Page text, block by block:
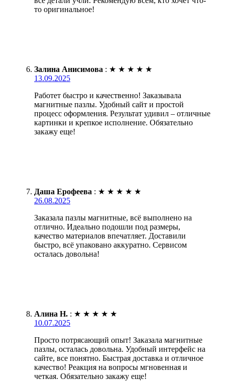
то оригинальное!
Залина Анисимова : ★ ★ ★ ★ ★
13.09.2025
Работет быстро и качественно! Заказывала
магнитные пазлы. Удобный сайт и простой
процесс оформления. Результат удивил – отличные
картинки и крепкое исполнение. Обязательно
закажу еще!
Даша Ерофеева : ★ ★ ★ ★ ★
26.08.2025
Заказала пазлы магнитные, всё выполнено на
отлично. Идеально подошли под размеры,
качество материалов впечатляет. Доставили
быстро, всё упаковано аккуратно. Сервисом
осталась довольна!
Алина Н. : ★ ★ ★ ★ ★
10.07.2025
Просто потрясающий опыт! Заказала магнитные
пазлы, осталась довольна. Удобный интерфейс на
сайте, все понятно. Быстрая доставка и отличное
качество! Реакция на вопросы мгновенная и
четкая. Обязательно закажу еще!